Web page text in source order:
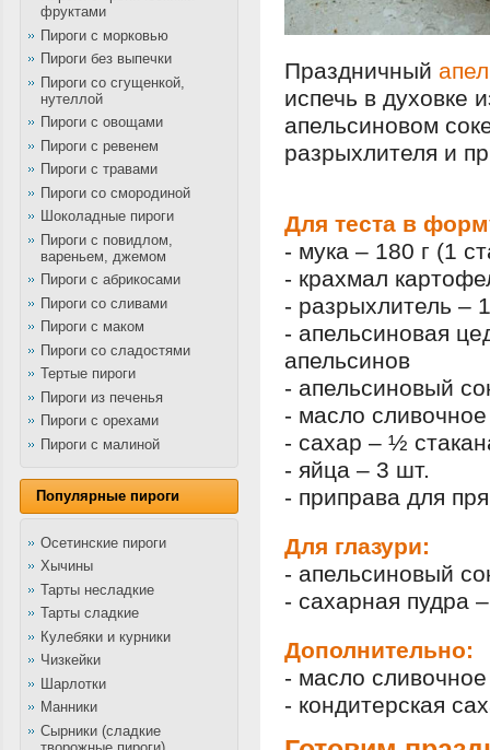
фруктами
Пироги с морковью
Пироги без выпечки
Пироги со сгущенкой,
нутеллой
Пироги с овощами
Пироги с ревенем
Пироги с травами
Пироги со смородиной
Шоколадные пироги
Пироги с повидлом,
вареньем, джемом
Пироги с абрикосами
Пироги со сливами
Пироги с маком
Пироги со сладостями
Тертые пироги
Пироги из печенья
Пироги с орехами
Пироги с малиной
Популярные пироги
Осетинские пироги
Хычины
Тарты несладкие
Тарты сладкие
Кулебяки и курники
Чизкейки
Шарлотки
Манники
Сырники (сладкие
творожные пироги)
Праздничный
испечь в духовке
апельсиновом
разрыхлителя и
Для теста в
- мука – 180 г (1
- крахмал
- разрыхлитель –
- апельсиновая
апельсинов
- апельсиновый
- масло
- сахар – ½
- яйца – 3 шт.
- приправа для
Для глазури:
- апельсиновый
- сахарная пудра
Дополнительно:
- масло
- кондитерская